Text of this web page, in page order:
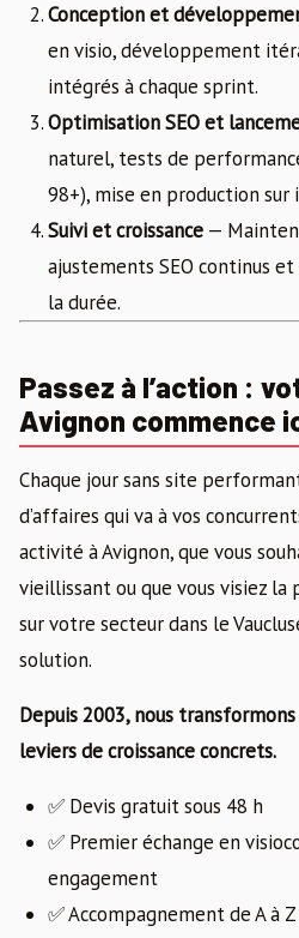
Conception et
en visio, développement
intégrés à chaque sprint.
Optimisation SEO et
naturel, tests de
98+), mise en production sur
Suivi et croissance —
ajustements SEO continus
la durée.
Passez à l’action :
Avignon commence
Chaque jour sans site
d’affaires qui va à vos
activité à Avignon, que vous
vieillissant ou que vous visiez la
sur votre secteur dans le
solution.
Depuis 2003, nous
leviers de croissance concrets.
✅ Devis gratuit sous 48 h
✅ Premier échange en
engagement
✅ Accompagnement de A à